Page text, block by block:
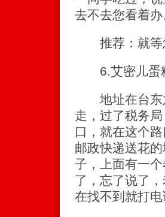
去不去您看着办
推荐：就等
6.艾密儿蛋
地址在台东
走，过了税务
口，就在这个
邮政快递送花
子，上面有一
了，忘了说了
在找不到就打